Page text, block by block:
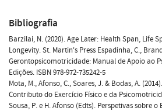
Bibliografia
Barzilai, N. (2020). Age Later: Health Span, Life
Longevity. St. Martin's Press Espadinha, C.,
Gerontopsicomotricidade: Manual de Apoio ao
Edições. ISBN 978-972-735242-5
Mota, M., Afonso, C., Soares, J. & Bodas, A.
Contributo do Exercício Físico e da
Sousa, P. e H. Afonso (Edts). Perspetivas sobre